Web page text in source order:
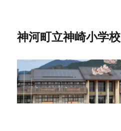
神河町立神崎小学校